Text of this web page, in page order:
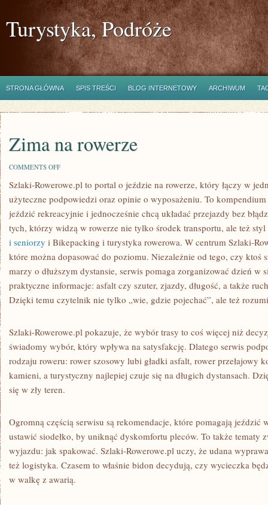
Turystyka, Podróże
STRONA GŁÓWNA SPIS TREŚCI BLOG INTERNETOWY ARCHIWUM
Zima na rowerze
COMMENTS OFFON
NA
Szlaki-Rowerowe.pl to portal o jeździe na rowerze, który łączy w
użyteczne podpowiedzi oraz opinie o wyposażeniu. To
jeździć rekreacyjnie i jednocześnie chcą układać przejazdy bez
tych, którzy widzą w rowerze nie tylko środek transportu, ale też
i seniorzy i Bikepacking i turystyka rowerowa. W centrum Szlaki-
które można dopasować do poziomu. Niezależnie od tego, czy ktoś
marzy o dłuższym dystansie, serwis pomaga zorganizować dzień w
praktyczne informacje: asfalt czy szuter, zjazdy, długość, a także
Dzięki temu czytelnik nie tylko „wie, gdzie pojechać”, ale też
Szlaki-Rowerowe.pl pokazuje, że wybór trasy to coś więcej niż
świadomy wybór, który wpływa na satysfakcję. Dlatego serwis
rodzaju roweru: rower szosowy lubi gładki asfalt, rower przełajowy
kamieni, a turystyczny najlepiej czuje się na długich dystansach.
się w zły teren.
Ogromną częścią serwisu są rekomendacje, które pomagają
ustawić siodełko, by uniknąć dyskomfortu pleców. To także tematy
wyjazdu: jak spakować. Szlaki-Rowerowe.pl uczy, że udana
też logistyka. Czasem to właśnie bidon decydują, czy wycieczka
w walkę z awarią.